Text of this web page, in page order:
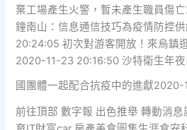
棄工場產生火警，暫未產生職員傷
鐘南山：信息通信技巧為疫情防控
20:24:05 初次對游客開放！來烏鎮
2020-11-23 20:16:50 沙特衛生年
國團體一起配合抗疫中的進獻
前往頂部 數字報 出色推舉 轉動消